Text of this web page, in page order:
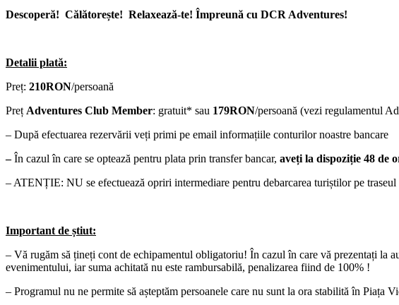
Descoperă! Călătorește! Relaxează-te! Împreună cu DCR Adventures!
Detalii plată:
Preț: 210RON/persoană
Preț Adventures Club Member: gratuit* sau 179RON/persoană (vezi regulamentul
– După efectuarea rezervării veți primi pe email informațiile conturilor noastre bancare
–În cazul în care se optează pentru plata prin transfer bancar, aveți la dispoziție 48 de
– ATENȚIE: NU se efectuează opriri intermediare pentru debarcarea turiștilor pe traseul
Important de știut:
– Vă rugăm să țineți cont de echipamentul obligatoriu! În cazul în care vă prezentați la
evenimentului, iar suma achitată nu este rambursabilă, penalizarea fiind de 100% !
– Programul nu ne permite să așteptăm persoanele care nu sunt la ora stabilită în Piața